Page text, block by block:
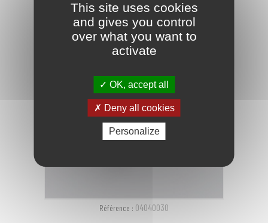
Référence : 04040030
This site uses cookies
and gives you control
over what you want to
activate
OK, accept all
Deny all cookies
Personalize